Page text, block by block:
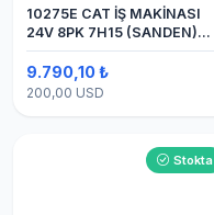
10275E CAT İŞ MAKİNASI
24V 8PK 7H15 (SANDEN)
BLOK
9.790,10 ₺
200,00 USD
Stokta